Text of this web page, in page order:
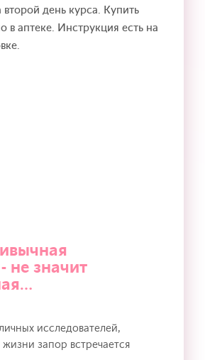
день курса. Купить
в аптеке. Инструкция есть на
не значит
исследователей,
запор встречается